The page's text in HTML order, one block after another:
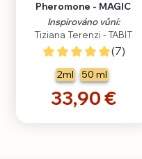
Pheromone - MAGIC
Inspirováno vůní:
Tiziana Terenzi - TABIT
(7)
2ml 50 ml
33,90 €